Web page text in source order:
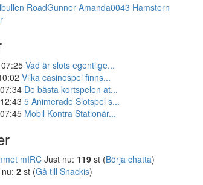
RoadGunner Amanda0043 Hamstern
Vad är slots egentlige...
Vilka casinospel finns...
De bästa kortspelen at...
5 Animerade Slotspel s...
Mobil Kontra Stationär...
mIRC Just nu: 119 st (Börja chatta)
2 st (Gå till Snackis)